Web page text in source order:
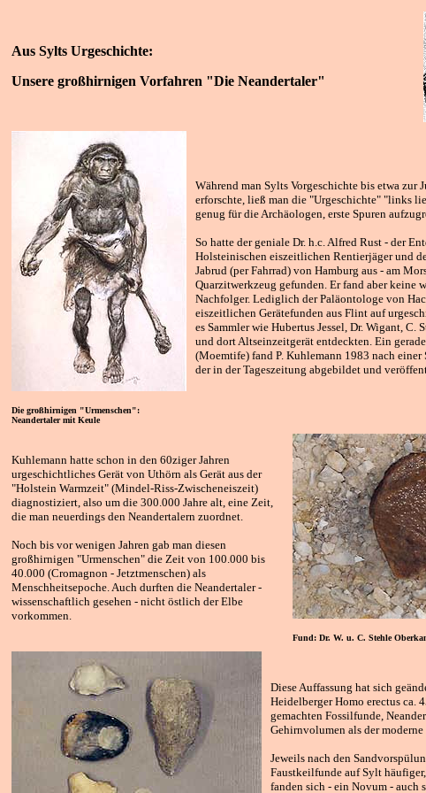
Aus Sylts Urgeschichte:
Unsere großhirnigen Vorfahren "Die Neandertaler"
Die großhirnigen "Urmenschen":
Neandertaler mit Keule
Während man Sylts Vorgeschichte bis etwa zur
erforschte, ließ man die "Urgeschichte" "links
genug für die Archäologen, erste Spuren
So hatte der geniale Dr. h.c. Alfred Rust - der
Holsteinischen eiszeitlichen Rentierjäger und
Jabrud (per Fahrrad) von Hamburg aus - am
Quarzitwerkzeug gefunden. Er fand aber keine
Nachfolger. Lediglich der Paläontologe von
eiszeitlichen Gerätefunden aus Flint auf
es Sammler wie Hubertus Jessel, Dr. Wigant, C.
und dort Altseinzeitgerät entdeckten. Ein
(Moemtife) fand P. Kuhlemann 1983 nach
der in der Tageszeitung abgebildet und
Kuhlemann hatte schon in den 60ziger Jahren
urgeschichtliches Gerät von Uthörn als Gerät aus der
"Holstein Warmzeit" (Mindel-Riss-Zwischeneiszeit)
diagnostiziert, also um die 300.000 Jahre alt, eine Zeit,
die man neuerdings den Neandertalern zuordnet.
Noch bis vor wenigen Jahren gab man diesen
großhirnigen "Urmenschen" die Zeit von 100.000 bis
40.000 (Cromagnon - Jetztmenschen) als
Menschheitsepoche. Auch durften die Neandertaler -
wissenschaftlich gesehen - nicht östlich der Elbe
vorkommen.
Fund: Dr. W. u. C. Stehle
Diese Auffassung hat sich
Heidelberger Homo erectus ca.
gemachten Fossilfunde,
Gehirnvolumen als der
Jeweils nach den
Faustkeilfunde auf Sylt
fanden sich - ein Novum - auch